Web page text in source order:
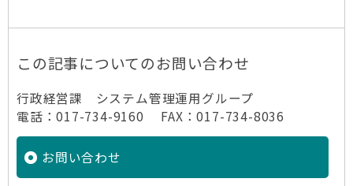
この記事についてのお問い合わせ
行政経営課 システム管理運用グループ
電話：017-734-9160 FAX：017-734-8036
お問い合わせ